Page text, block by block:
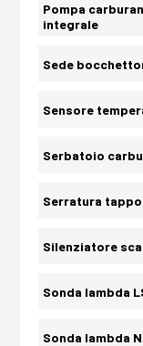
Pompa
integrale
Sede
Sensore
Serbatoio
Serratura
Silenziatore
Sonda lambda
Sonda lambda